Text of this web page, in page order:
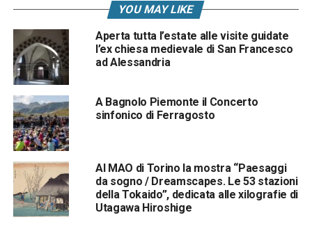
YOU MAY LIKE
Aperta tutta l’estate alle visite guidate
l’ex chiesa medievale di San Francesco
ad Alessandria
A Bagnolo Piemonte il Concerto
sinfonico di Ferragosto
Al MAO di Torino la mostra “Paesaggi
da sogno / Dreamscapes. Le 53 stazioni
della Tokaido”, dedicata alle xilografie di
Utagawa Hiroshige